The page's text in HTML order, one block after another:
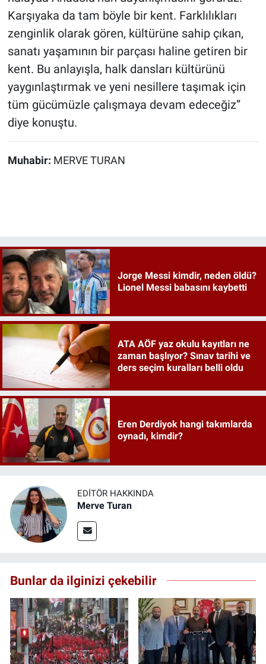
Karşıyaka da tam böyle bir kent. Farklılıkları
zenginlik olarak gören, kültürüne sahip çıkan,
sanatı yaşamının bir parçası haline getiren bir
kent. Bu anlayışla, halk dansları kültürünü
yaygınlaştırmak ve yeni nesillere taşımak için
tüm gücümüzle çalışmaya devam edeceğiz”
diye konuştu.
Muhabir: MERVE TURAN
Jorge Messi kimdir, neden öldü?
Lionel Messi babasını kaybetti
ATA AÖF yaz okulu kayıtları ne
zaman başlıyor? Sınav tarihi ve
ders seçim kuralları belli oldu
Eren Derdiyok hangi takımlarda
oynadı, kimdir?
EDITÖR HAKKINDA
Merve Turan
Bunlar da ilginizi çekebilir